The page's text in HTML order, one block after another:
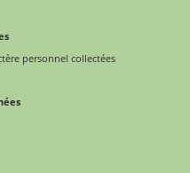
personnel collectées